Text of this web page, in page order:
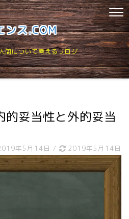
ンス.COM
間について考えるブログ
的妥当性と外的妥当
年5月14日 / 2019年5月14日